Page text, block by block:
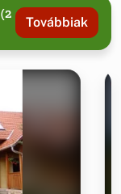
(2
Továbbiak